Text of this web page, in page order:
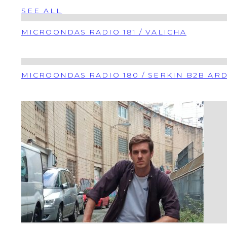
SEE ALL
MICROONDAS RADIO 181 / VALICHA
MICROONDAS RADIO 180 / SERKIN B2B